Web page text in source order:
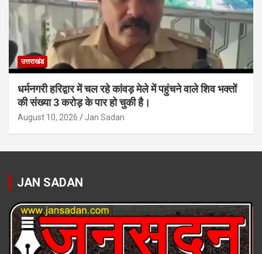
उत्तराखंड
धर्मनगरी हरिद्वार में चल रहे कांवड़ मेले में पहुंचने वाले शिव भक्तों
की संख्या 3 करोड़ के पार हो चुकी है।
August 10, 2026 Jan Sadan
JAN SADAN